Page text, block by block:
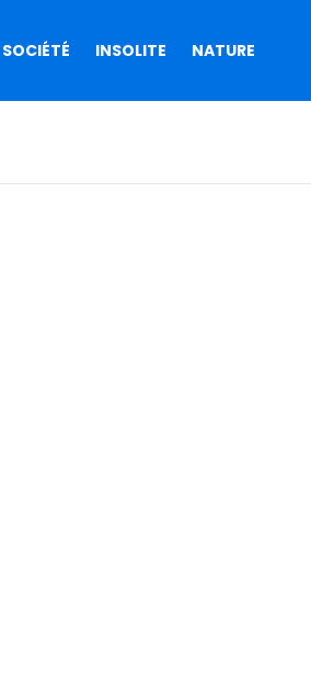
SOCIÉTÉ INSOLITE NATURE